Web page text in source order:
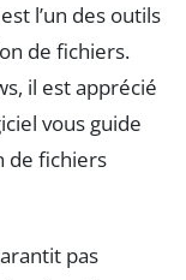
l’un des outils
de fichiers.
il est apprécié
vous guide
de fichiers
pas